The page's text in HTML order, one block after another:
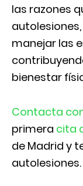
las razones
manejar las
bienestar
Contacta
primera cita
de Madrid y
autolesiones.